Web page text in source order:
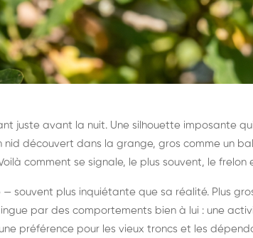
Dératisation : éliminer
durablement rats et
souris, partout en France
juste avant la nuit. Une silhouette imposante
découvert dans la grange, gros comme un
comment se signale, le plus souvent, le frelon
souvent plus inquiétante que sa réalité. Plus
par des comportements bien à lui : une
préférence pour les vieux troncs et les